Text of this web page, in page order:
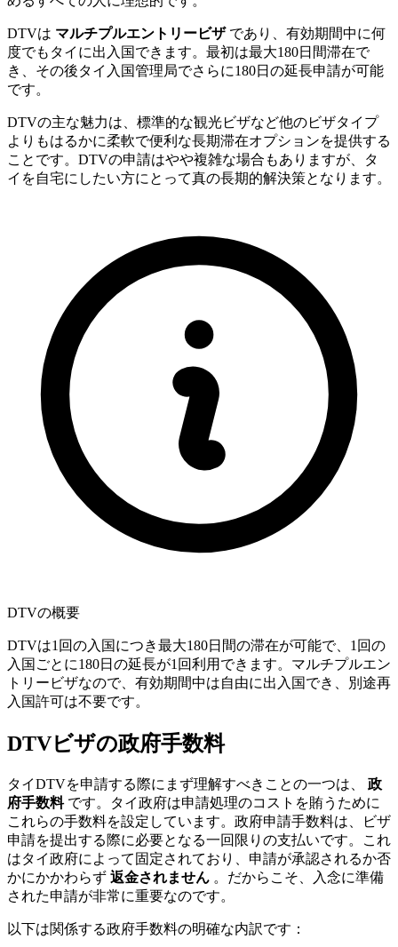
DTVは マルチプルエントリービザであり、有効期間中に何
度でもタイに出入国できます。最初は最大180日間滞在で
き、その後タイ入国管理局でさらに180日の延長申請が可能
です。
DTVの主な魅力は、標準的な観光ビザなど他のビザタイプ
よりもはるかに柔軟で便利な長期滞在オプションを提供する
ことです。DTVの申請はやや複雑な場合もありますが、タ
イを自宅にしたい方にとって真の長期的解決策となります。
DTVの概要
DTVは1回の入国につき最大180日間の滞在が可能で、1回の
入国ごとに180日の延長が1回利用できます。マルチプルエン
トリービザなので、有効期間中は自由に出入国でき、別途再
入国許可は不要です。
DTVビザの政府手数料
タイDTVを申請する際にまず理解すべきことの一つは、 政
府手数料です。タイ政府は申請処理のコストを賄うために
これらの手数料を設定しています。政府申請手数料は、ビザ
申請を提出する際に必要となる一回限りの支払いです。これ
はタイ政府によって固定されており、申請が承認されるか否
かにかかわらず 返金されません 。だからこそ、入念に準備
された申請が非常に重要なのです。
以下は関係する政府手数料の明確な内訳です：